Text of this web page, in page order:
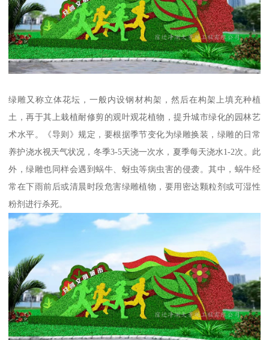
绿雕又称立体花坛，一般内设钢材构架，然后在构架上填充种植
土，再于其上栽植耐修剪的观叶观花植物，提升城市绿化的园林艺
术水平。《导则》规定，要根据季节变化为绿雕换装，绿雕的日常
养护浇水视天气状况，冬季3-5天浇一次水，夏季每天浇水1-2次。此
外，绿雕也同样会遇到蜗牛、蚜虫等病虫害的侵袭。其中，蜗牛经
常在下雨前后或清晨时段危害绿雕植物，要用密达颗粒剂或可湿性
粉剂进行杀死。